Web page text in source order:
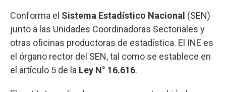
Conforma el Sistema Estadístico Nacional (SEN)
junto a las Unidades Coordinadoras Sectoriales y
otras oficinas productoras de estadística. El INE es
el órgano rector del SEN, tal como se establece en
el artículo 5 de la Ley N° 16.616.